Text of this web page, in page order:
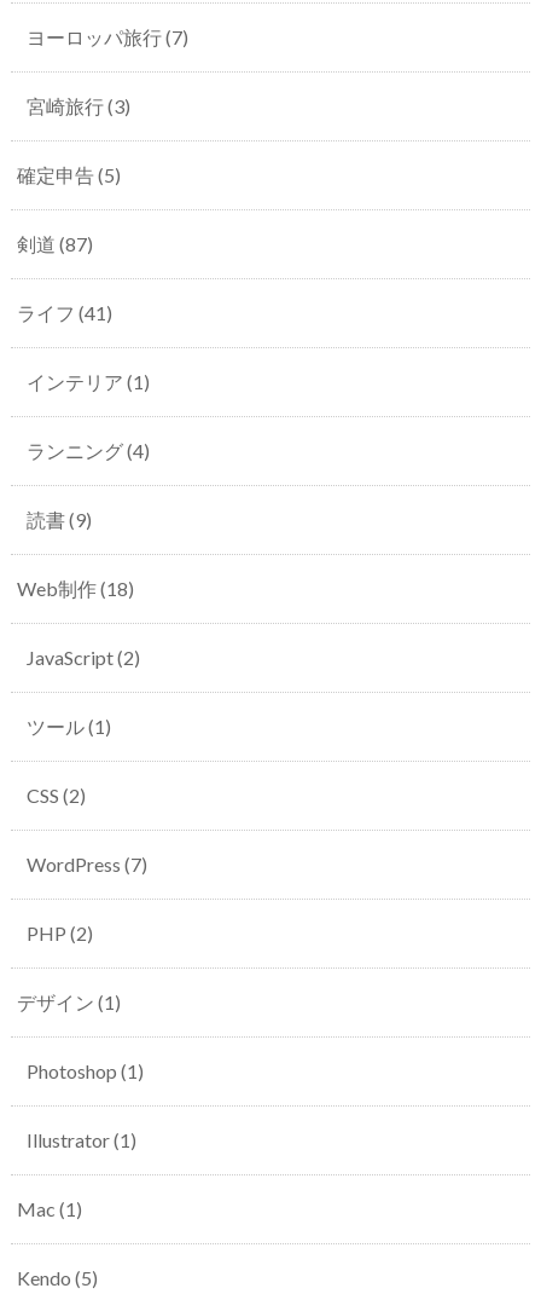
ヨーロッパ旅行(7)
宮崎旅行(3)
確定申告(5)
剣道 (87)
ライフ (41)
インテリア (1)
ランニング(4)
読書(9)
Web制作(18)
JavaScript(2)
ツール(1)
CSS (2)
WordPress (7)
PHP (2)
デザイン (1)
Photoshop (1)
Illustrator(1)
Mac (1)
Kendo (5)